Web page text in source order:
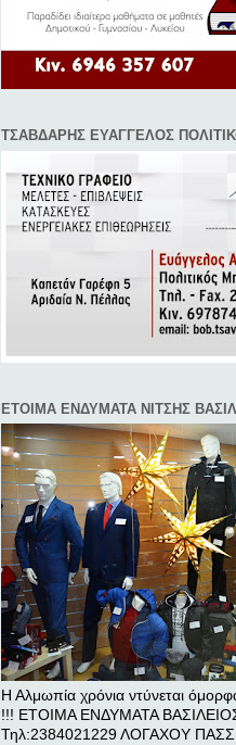
ΤΣΑΒΔΑΡΗΣ ΕΥΑΓΓΕΛΟΣ
ΕΤΟΙΜΑ ΕΝΔΥΜΑΤΑ ΝΙΤΣΗΣ
Η Αλμωπία χρόνια ντύνεται όμορφα
!!! ΕΤΟΙΜΑ ΕΝΔΥΜΑΤΑ
Τηλ:2384021229 ΛΟΓΑΧΟΥ